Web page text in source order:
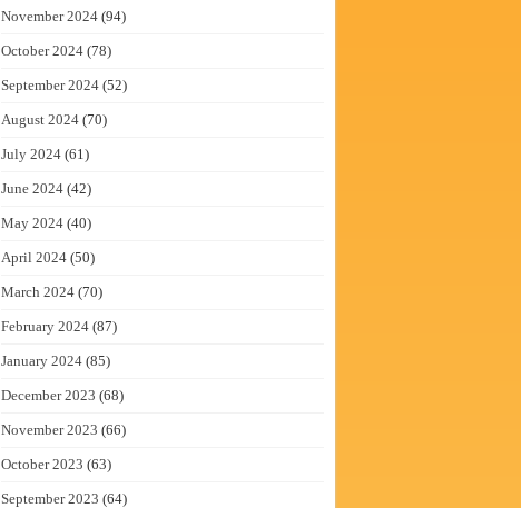
November 2024 (94)
October 2024 (78)
September 2024 (52)
August 2024 (70)
July 2024 (61)
June 2024 (42)
May 2024 (40)
April 2024 (50)
March 2024 (70)
February 2024 (87)
January 2024 (85)
December 2023 (68)
November 2023 (66)
October 2023 (63)
September 2023 (64)